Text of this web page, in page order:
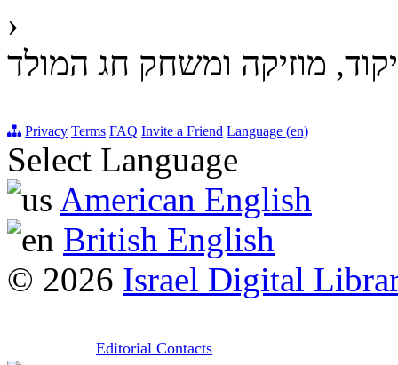
›
מוזיקה ומשחק חג המולד
Privacy Terms FAQ Invite a Friend Language (en)
Select Language
American English
British English
© 2026 Israel Digital
Editorial Contacts